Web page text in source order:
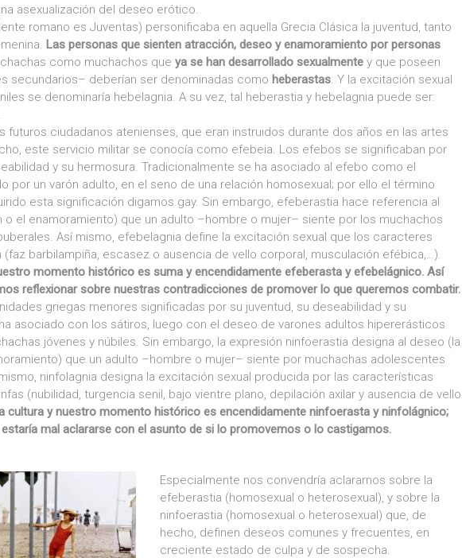
asexualización del deseo erótico.
romano es Juventas) personificaba en aquella Grecia Clásica la juventud, tanto
Las personas que sienten atracción, deseo y enamoramiento por personas
como muchachos que ya se han desarrollado sexualmente y que poseen
secundarios– deberían ser denominadas como heberastas. Y la excitación sexual
se denominaría hebelagnia. A su vez, tal heberastia y hebelagnia puede ser:
futuros ciudadanos atenienses, que eran instruidos durante dos años en las artes
este servicio militar se conocía como efebeia. Los efebos se significaban por
y su hermosura. Tradicionalmente se ha asociado al efebo como el
por un varón adulto, en el seno de una relación homosexual; por ello el término
esta significación digamos gay. Sin embargo, efeberastia hace referencia al
o el enamoramiento) que un adulto –hombre o mujer– siente por los muchachos
Así mismo, efebelagnia define la excitación sexual que los caracteres
barbilampiña, escasez o ausencia de vello corporal, musculación efébica,…).
momento histórico es suma y encendidamente efeberasta y efebelágnico. Así
reflexionar sobre nuestras contradicciones de promover lo que queremos combatir.
griegas menores significadas por su juventud, su deseabilidad y su
asociado con los sátiros, luego con el deseo de varones adultos hipererásticos
jóvenes y núbiles. Sin embargo, la expresión ninfoerastia designa al deseo (la
que un adulto –hombre o mujer– siente por muchachas adolescentes
ninfolagnia designa la excitación sexual producida por las características
(nubilidad, turgencia senil, bajo vientre plano, depilación axilar y ausencia de vello
cultura y nuestro momento histórico es encendidamente ninfoerasta y ninfolágnico;
mal aclararse con el asunto de si lo promovemos o lo castigamos.
Especialmente nos convendría aclararnos sobre la
efeberastia (homosexual o heterosexual), y sobre la
ninfoerastia (homosexual o heterosexual) que, de
hecho, definen deseos comunes y frecuentes, en
creciente estado de culpa y de sospecha.